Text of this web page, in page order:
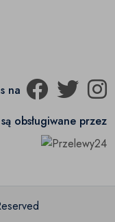
na
obsługiwane przez